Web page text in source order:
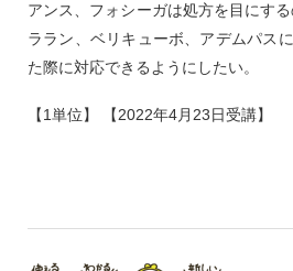
アンス、フォシーガは処方を目にす
ララン、ベリキューボ、アデムパス
た際に対応できるようにしたい。
【1単位】 【2022年4月23日受講】